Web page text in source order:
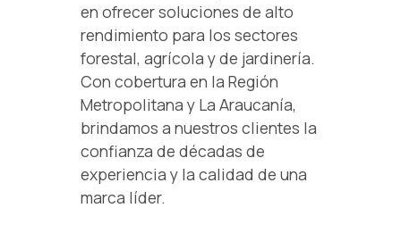
en ofrecer soluciones de alto
rendimiento para los sectores
forestal, agrícola y de jardinería.
Con cobertura en la Región
Metropolitana y La Araucanía,
brindamos a nuestros clientes la
confianza de décadas de
experiencia y la calidad de una
marca líder.